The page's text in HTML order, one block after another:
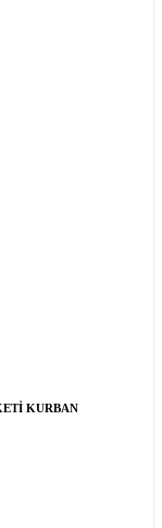
KURBAN